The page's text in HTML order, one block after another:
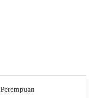
Perempuan